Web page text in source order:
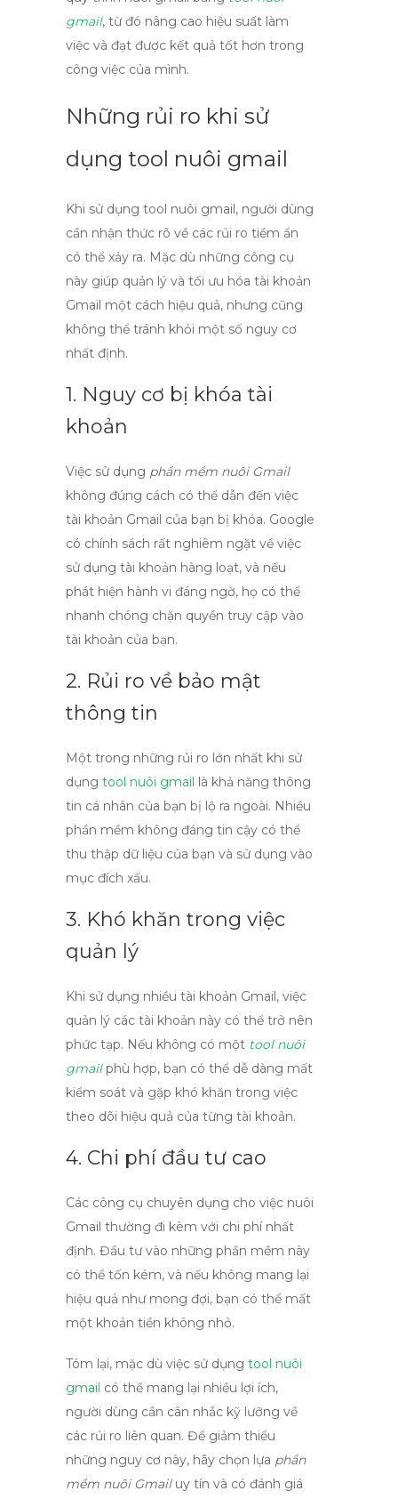
gmail, từ đó nâng cao hiệu suất làm
việc và đạt được kết quả tốt hơn trong
công việc của mình.
Những rủi ro khi sử
dụng tool nuôi gmail
Khi sử dụng tool nuôi gmail, người dùng
cần nhận thức rõ về các rủi ro tiềm ẩn
có thể xảy ra. Mặc dù những công cụ
này giúp quản lý và tối ưu hóa tài khoản
Gmail một cách hiệu quả, nhưng cũng
không thể tránh khỏi một số nguy cơ
nhất định.
1. Nguy cơ bị khóa tài
khoản
Việc sử dụng phần mềm nuôi Gmail
không đúng cách có thể dẫn đến việc
tài khoản Gmail của bạn bị khóa. Google
có chính sách rất nghiêm ngặt về việc
sử dụng tài khoản hàng loạt, và nếu
phát hiện hành vi đáng ngờ, họ có thể
nhanh chóng chặn quyền truy cập vào
tài khoản của bạn.
2. Rủi ro về bảo mật
thông tin
Một trong những rủi ro lớn nhất khi sử
dụng tool nuôi gmail là khả năng thông
tin cá nhân của bạn bị lộ ra ngoài. Nhiều
phần mềm không đáng tin cậy có thể
thu thập dữ liệu của bạn và sử dụng vào
mục đích xấu.
3. Khó khăn trong việc
quản lý
Khi sử dụng nhiều tài khoản Gmail, việc
quản lý các tài khoản này có thể trở nên
phức tạp. Nếu không có một tool nuôi
gmailphù hợp, bạn có thể dễ dàng mất
kiểm soát và gặp khó khăn trong việc
theo dõi hiệu quả của từng tài khoản.
4. Chi phí đầu tư cao
Các công cụ chuyên dụng cho việc nuôi
Gmail thường đi kèm với chi phí nhất
định. Đầu tư vào những phần mềm này
có thể tốn kém, và nếu không mang lại
hiệu quả như mong đợi, bạn có thể mất
một khoản tiền không nhỏ.
Tóm lại, mặc dù việc sử dụng tool nuôi
gmail có thể mang lại nhiều lợi ích,
người dùng cần cân nhắc kỹ lưỡng về
các rủi ro liên quan. Để giảm thiểu
những nguy cơ này, hãy chọn lựa phần
mềm nuôi Gmailuy tín và có đánh giá